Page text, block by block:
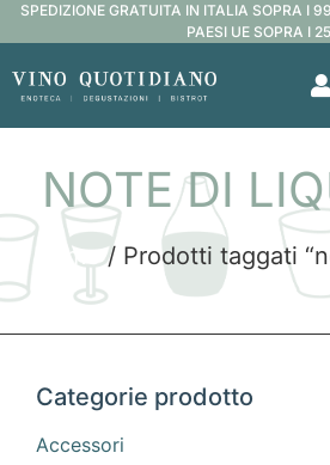
SPEDIZIONE GRATUITA IN ITALIA SOPRA I
PAESI UE SOPRA I
NOTE DI
Home/ Prodotti taggati
Categorie prodotto
Accessori